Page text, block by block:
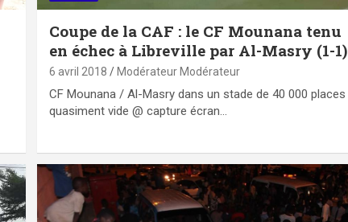
Coupe de la CAF : le CF Mounana tenu
en échec à Libreville par Al-Masry (1-1)
6 avril 2018 Modérateur Modérateur
CF Mounana / Al-Masry dans un stade de 40 000 places
quasiment vide @ capture écran…